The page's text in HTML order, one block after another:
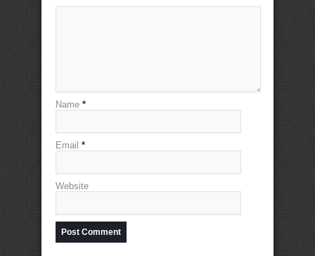
Name *
Email *
Website